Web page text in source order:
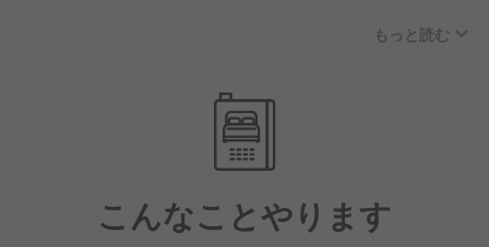
し出すような方は、残念ながら当ホテルには合いませ
すが、それが過信となって表に出てしまうと、チーム
全体のバランスが崩れてしまいます。
小規模ホテルだからこそ、料理長だけでなく、サービ
大きな柱になってくれており、ありがたいことに口コ
料理に関しては地元食材を使った和食ベースではあり
ますが、お客様の層は幅広いからこそ、フュージョ
ン・ボーダレスなものを創り上げています。
メニューは毎月変えているので、季節の食材をどう使
もっと読む
こんなことやります